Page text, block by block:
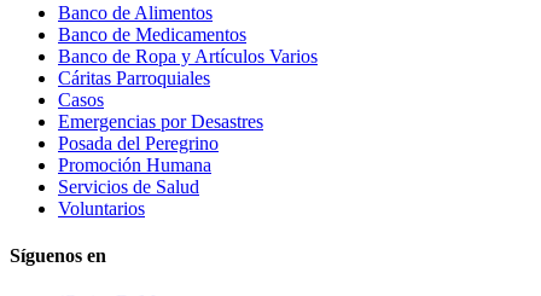
Banco de Alimentos
Banco de Medicamentos
Banco de Ropa y Artículos Varios
Cáritas Parroquiales
Casos
Emergencias por Desastres
Posada del Peregrino
Promoción Humana
Servicios de Salud
Voluntarios
Síguenos en